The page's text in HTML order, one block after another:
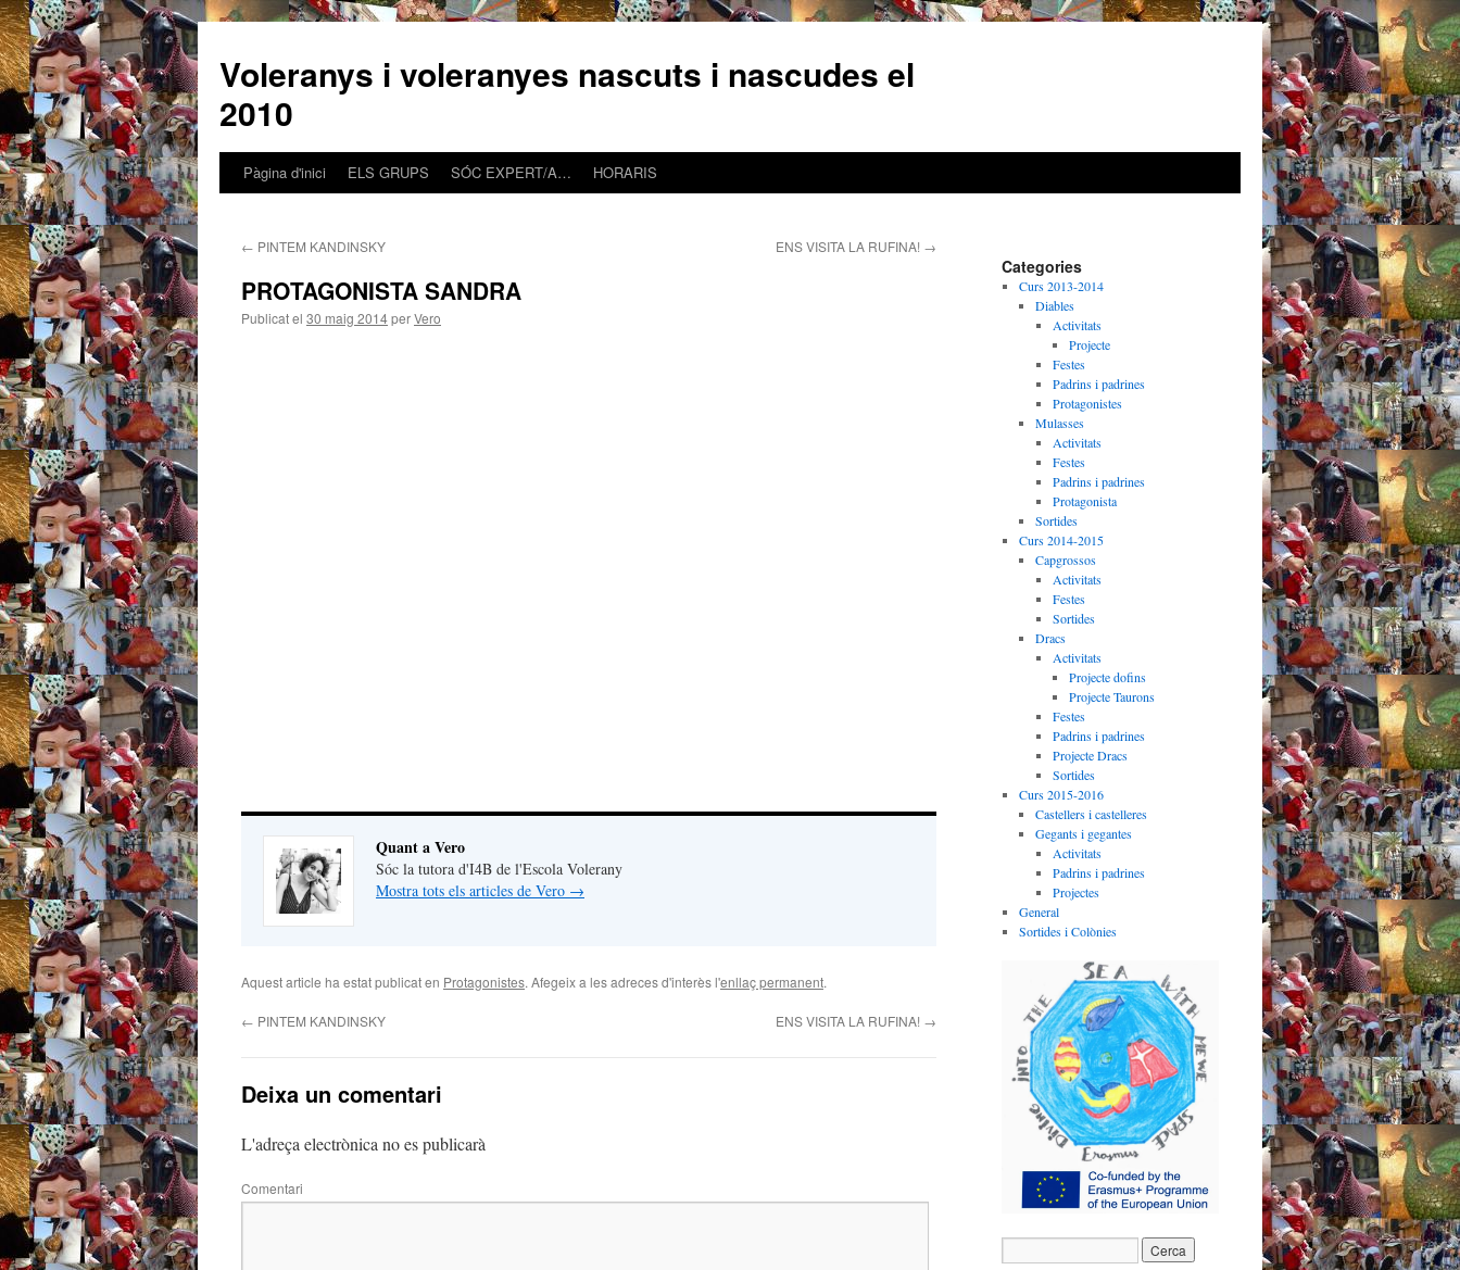
Voleranys i voleranyes nascuts i nascudes el
2010
Vés
contingut
Pàgina d'inici ELS GRUPS SÓC EXPERT/A… HORARIS
← PINTEM KANDINSKY ENS VISITA LA RUFINA! →
PROTAGONISTA SANDRA
Publicat el 30 maig 2014perVero
Quant a Vero
Sóc la tutora d'I4B de l'Escola Volerany
Mostra tots els articles de Vero →
Aquest article ha estat publicat en Protagonistes. Afegeix a les adreces d'interès l'enllaç permanent.
← PINTEM KANDINSKY ENS VISITA LA RUFINA! →
Deixa un comentari
L'adreça electrònica no es publicarà
Comentari
Categories
Curs 2013-2014
Diables
Activitats
Projecte
Festes
Padrins i padrines
Protagonistes
Mulasses
Activitats
Festes
Padrins i padrines
Protagonista
Sortides
Curs 2014-2015
Capgrossos
Activitats
Festes
Sortides
Dracs
Activitats
Projecte dofins
Projecte Taurons
Festes
Padrins i padrines
Projecte Dracs
Sortides
Curs 2015-2016
Castellers i castelleres
Gegants i gegantes
Activitats
Padrins i padrines
Projectes
General
Sortides i Colònies